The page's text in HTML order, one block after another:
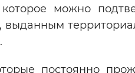
настройки
можно
выданным
постоянно